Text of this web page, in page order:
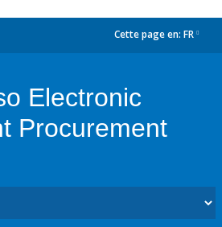
Cette page en: FR
Electronic
Procurement